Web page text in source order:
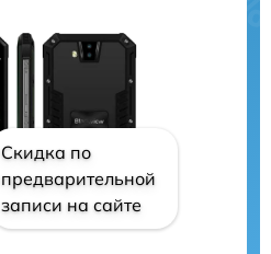
Скидка по
предварительной
записи на сайте